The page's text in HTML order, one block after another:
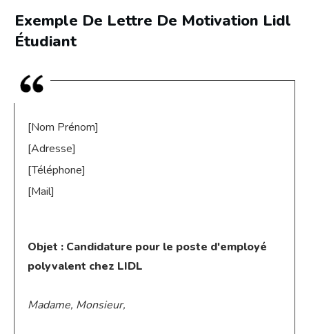
Exemple De Lettre De Motivation Lidl
Étudiant
[Nom Prénom]
[Adresse]
[Téléphone]
[Mail]
Objet : Candidature pour le poste d'employé
polyvalent chez LIDL
Madame, Monsieur,